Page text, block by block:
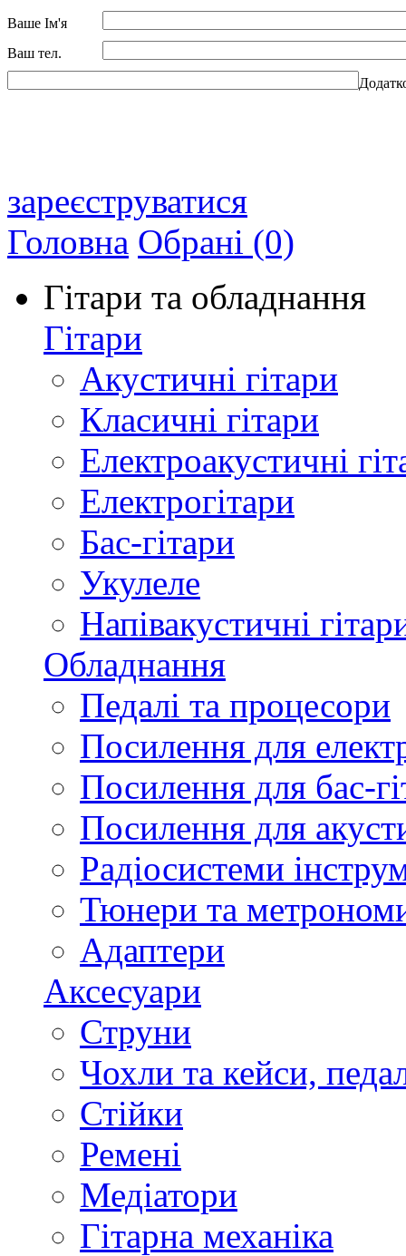
Ваше Ім'я
Ваш тел.
зареєструватися
Головна Обрані (0)
Гітари та обладнання
Гітари
Акустичні гітари
Класичні гітари
Електроакустичні
Електрогітари
Бас-гітари
Укулеле
Напівакустичні
Обладнання
Педалі та процесори
Посилення для
Посилення для бас-
Посилення для
Радіосистеми
Тюнери та
Адаптери
Аксесуари
Струни
Чохли та кейси,
Стійки
Ремені
Медіатори
Гітарна механіка